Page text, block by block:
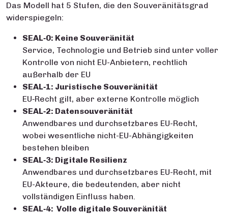
Das Modell hat 5 Stufen, die den Souveränitätsgrad
widerspiegeln:
SEAL‑0: Keine Souveränität
Service, Technologie und Betrieb sind unter voller
Kontrolle von nicht EU-Anbietern, rechtlich
außerhalb der EU
SEAL‑1: Juristische Souveränität
EU‑Recht gilt, aber externe Kontrolle möglich
SEAL‑2: Datensouveränität
Anwendbares und durchsetzbares EU-Recht,
wobei wesentliche nicht-EU-Abhängigkeiten
bestehen bleiben
SEAL‑3: Digitale Resilienz
Anwendbares und durchsetzbares EU-Recht, mit
EU-Akteure, die bedeutenden, aber nicht
vollständigen Einfluss haben.
SEAL‑4: Volle digitale Souveränität